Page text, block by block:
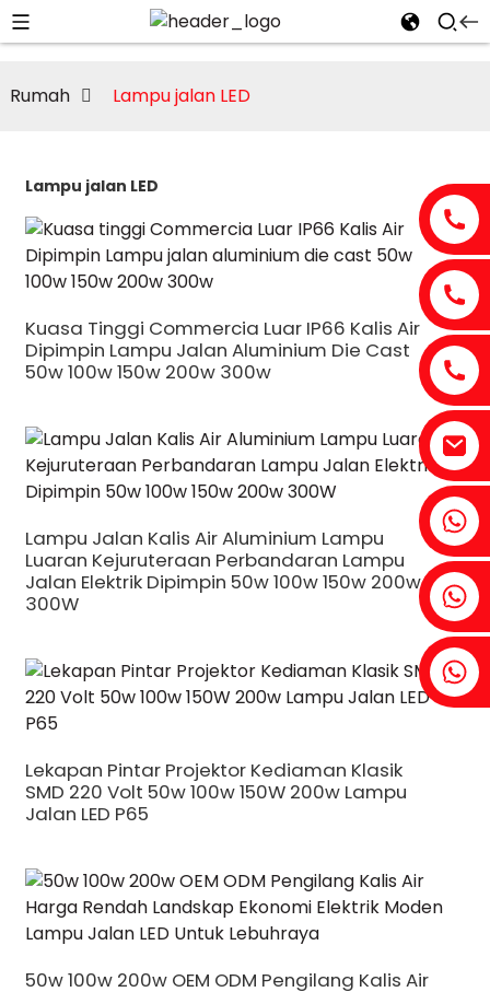
Ivy: +86 18607522355
Tobin: +86 18818667168
Rumah Lampu jalan LED
Lampu jalan LED
Kuasa Tinggi Commercia Luar IP66 Kalis Air
Dipimpin Lampu Jalan Aluminium Die Cast
50w 100w 150w 200w 300w
Lampu Jalan Kalis Air Aluminium Lampu
Luaran Kejuruteraan Perbandaran Lampu
Jalan Elektrik Dipimpin 50w 100w 150w 200w
300W
Lekapan Pintar Projektor Kediaman Klasik
SMD 220 Volt 50w 100w 150W 200w Lampu
Jalan LED P65
50w 100w 200w OEM ODM Pengilang Kalis Air